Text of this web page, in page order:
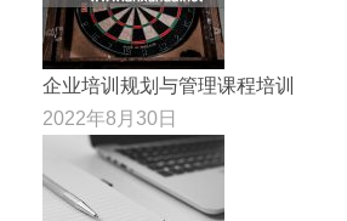
企业培训规划与管理课程培训
2022年8月30日